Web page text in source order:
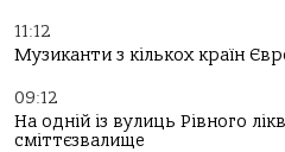
11:12
Музиканти з кількох країн
09:12
На одній із вулиць Рівного
сміттєзвалище